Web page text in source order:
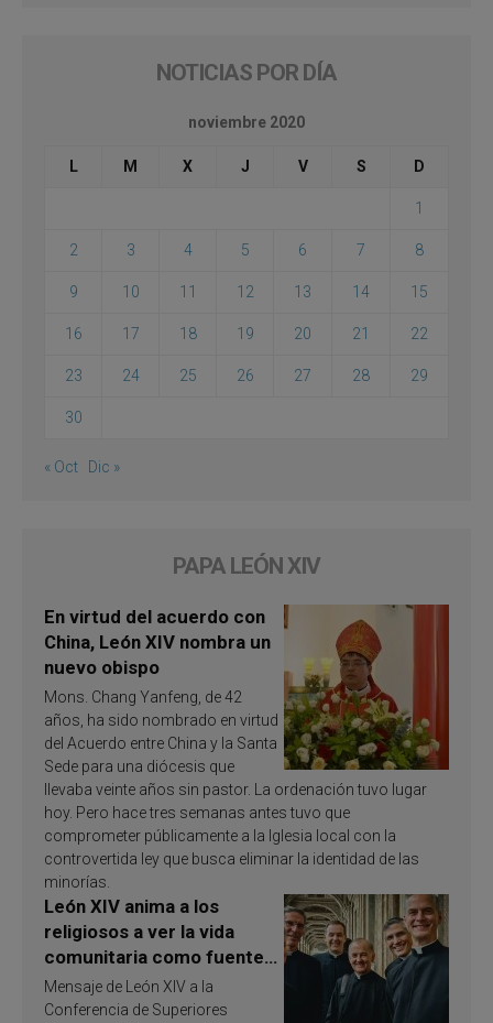
NOTICIAS POR DÍA
noviembre 2020
L M X J V S D
1
2 3 4 5 6 7 8
9 10 11 12 13 14 15
16 17 18 19 20 21 22
23 24 25 26 27 28 29
30
« Oct Dic »
PAPA LEÓN XIV
En virtud del acuerdo con
China, León XIV nombra un
nuevo obispo
Mons. Chang Yanfeng, de 42
años, ha sido nombrado en virtud
del Acuerdo entre China y la Santa
Sede para una diócesis que
llevaba veinte años sin pastor. La ordenación tuvo lugar
hoy. Pero hace tres semanas antes tuvo que
comprometer públicamente a la Iglesia local con la
controvertida ley que busca eliminar la identidad de las
minorías.
León XIV anima a los
religiosos a ver la vida
comunitaria como fuente
de inspiración y
santificación
Mensaje de León XIV a la
Conferencia de Superiores